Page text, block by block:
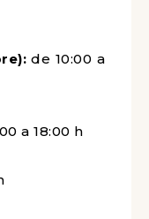
de 10:00 a
a 18:00 h